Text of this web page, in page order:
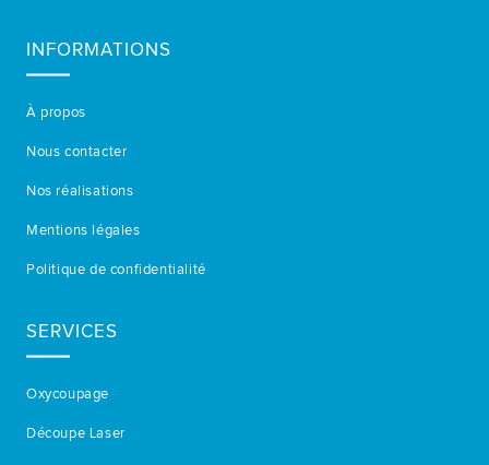
INFORMATIONS
À propos
Nous contacter
Nos réalisations
Mentions légales
Politique de confidentialité
SERVICES
Oxycoupage
Découpe Laser